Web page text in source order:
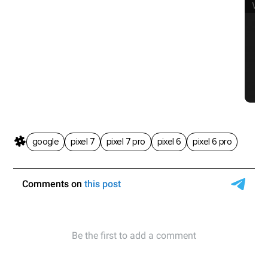
google pixel 7 pixel 7 pro pixel 6 pixel 6 pro